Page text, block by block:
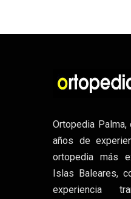
Ortopedia
años de
ortopedia más
Islas Baleares,
experiencia